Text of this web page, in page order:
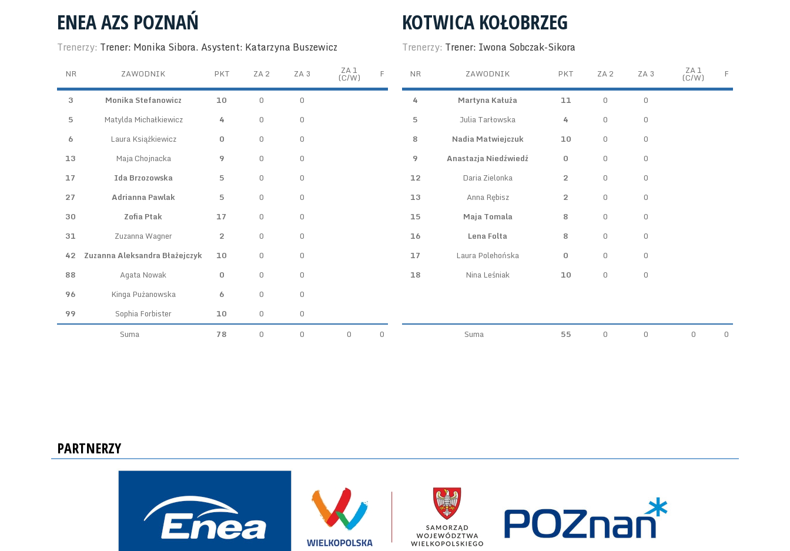
ENEA AZS POZNAŃ
Trenerzy: Trener: Monika Sibora. Asystent: Katarzyna Buszewicz
NR ZAWODNIK PKT ZA 2 ZA 3 ZA 1
(C/W) F
3 Monika Stefanowicz 10 0
0
5
Matylda Michałkiewicz 4 0
0
6
Laura Książkiewicz 0 0
0
13
Maja Chojnacka 9 0
0
17
Ida Brzozowska 5 0
0
27
Adrianna Pawlak 5 0
0
30
Zofia Ptak 17 0
0
31
Zuzanna Wagner 2 0
0
42
Zuzanna Aleksandra Błażejczyk 10 0
0
88
Agata Nowak 0 0
0
96
Kinga Pużanowska 6 0
0
99
Sophia Forbister 10 0
0
Suma
78 0 0 0 0
KOTWICA KOŁOBRZEG
Trenerzy: Trener: Iwona Sobczak-Sikora
NR ZAWODNIK PKT ZA 2 ZA 3 ZA 1
(C/W) F
4 Martyna Kałuża 11 0
0
5
Julia Tarłowska 4 0
0
8
Nadia Matwiejczuk 10 0
0
9
Anastazja Niedźwiedź 0 0
0
12
Daria Zielonka 2 0
0
13
Anna Rębisz 2 0
0
15
Maja Tomala 8 0
0
16
Lena Folta 8 0
0
17
Laura Polehońska 0 0
0
18
Nina Leśniak 10 0 0
Suma 55 0 0 0 0
PARTNERZY